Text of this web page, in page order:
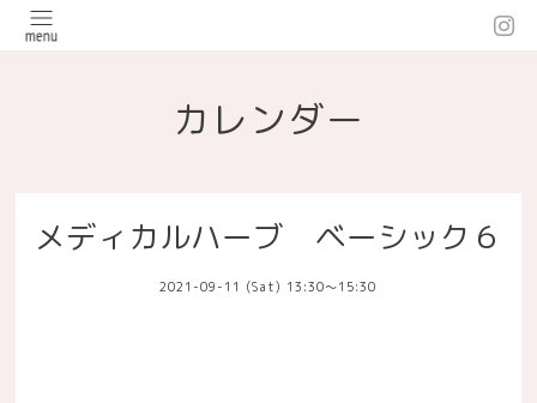
カレンダー
メディカルハーブ ベーシック６
2021-09-11 (Sat) 13:30～15:30